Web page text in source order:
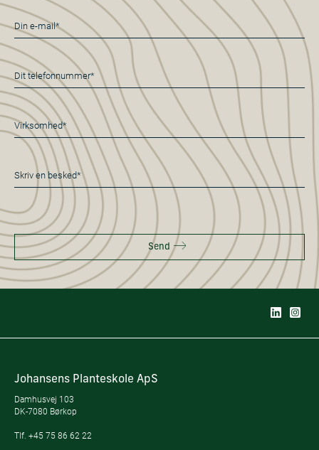
E-
mail
*
Telefon
*
Virksomhed*
*
Besked
*
Send
Johansens Planteskole ApS
Damhusvej 103
DK-7080 Børkop
Tlf. +45 75 86 62 22